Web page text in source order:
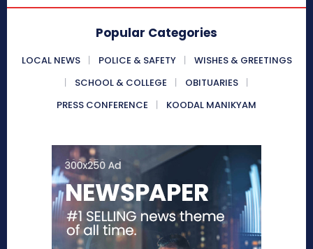
Popular Categories
LOCAL NEWS POLICE & SAFETY
WISHES & GREETINGS
SCHOOL & COLLEGE
OBITUARIES
PRESS CONFERENCE
KOODAL MANIKYAM